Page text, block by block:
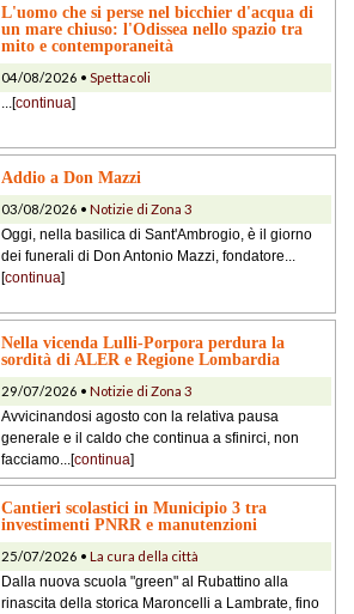
L'uomo che si perse nel bicchier d'acqua di
un mare chiuso: l'Odissea nello spazio tra
mito e contemporaneità
04/08/2026 • Spettacoli
...[continua]
Addio a Don Mazzi
03/08/2026 • Notizie di Zona 3
Oggi, nella basilica di Sant'Ambrogio, è il giorno
dei funerali di Don Antonio Mazzi, fondatore...
[continua]
Nella vicenda Lulli-Porpora perdura la
sordità di ALER e Regione Lombardia
29/07/2026 • Notizie di Zona 3
Avvicinandosi agosto con la relativa pausa
generale e il caldo che continua a sfinirci, non
facciamo...[continua]
Cantieri scolastici in Municipio 3 tra
investimenti PNRR e manutenzioni
25/07/2026 • La cura della città
Dalla nuova scuola "green" al Rubattino alla
rinascita della storica Maroncelli a Lambrate, fino